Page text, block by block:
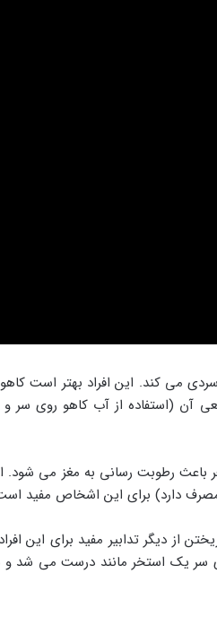
می­ کند. این افراد بهتر است
آن (استفاده از آب کاهو روی
باعث رطوبت­ رسانی به مغز می­ شود.
مصرف دارد) برای این اشخاص مفید
دیگر تدابیر مفید برای این